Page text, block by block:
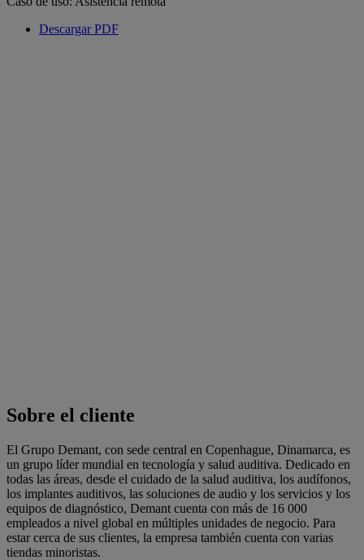
Descargar PDF
Sobre el cliente
El Grupo Demant, con sede central en Copenhague, Dinamarca, es
un grupo líder mundial en tecnología y salud auditiva. Dedicado en
todas las áreas, desde el cuidado de la salud auditiva, los audífonos,
los implantes auditivos, las soluciones de audio y los servicios y los
equipos de diagnóstico, Demant cuenta con más de 16 000
empleados a nivel global en múltiples unidades de negocio. Para
estar cerca de sus clientes, la empresa también cuenta con varias
tiendas minoristas.